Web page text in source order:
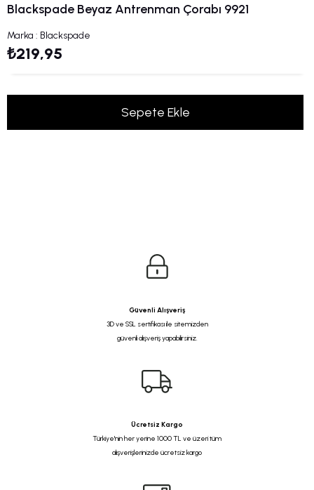
Blackspade Beyaz Antrenman Çorabı 9921
Marka : Blackspade
₺219,95
Güvenli Alışveriş
3D ve SSL sertifikası ile sitemizden
güvenli alışveriş yapabilirsiniz.
Ücretsiz Kargo
Türkiye'nin her yerine 1000 TL ve üzeri tüm
alışverişlerinizde ücretsiz kargo